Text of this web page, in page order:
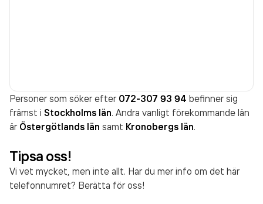
Personer som söker efter 072-307 93 94 befinner sig
främst i Stockholms län. Andra vanligt förekommande län
är Östergötlands län samt Kronobergs län.
Tipsa oss!
Vi vet mycket, men inte allt. Har du mer info om det här
telefonnumret? Berätta för oss!